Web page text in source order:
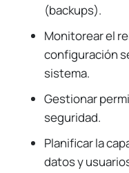
(backups).
Monitorear el
configuración
sistema.
Gestionar
seguridad.
Planificar la
datos y